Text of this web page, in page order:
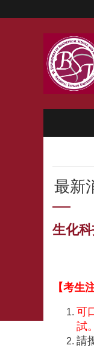
最新
生化
【考生
可
試。
請